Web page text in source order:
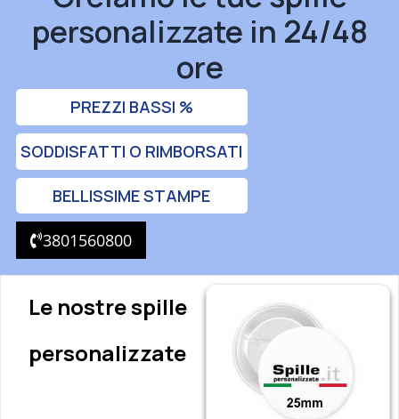
personalizzate in 24/48
ore
PREZZI BASSI %
SODDISFATTI O RIMBORSATI
BELLISSIME STAMPE
3801560800
Le nostre spille
personalizzate